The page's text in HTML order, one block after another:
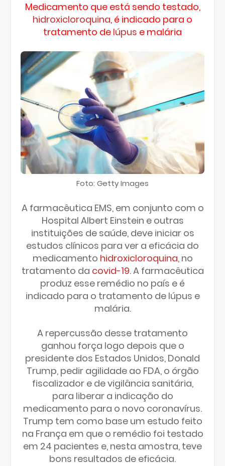
Medicamento que está sendo testado,
hidroxicloroquina, é indicado para o
tratamento de lúpus e malária
Foto: Getty Images
A farmacêutica EMS, em conjunto com o
Hospital Albert Einstein e outras
instituições de saúde, deve iniciar os
estudos clínicos para ver a eficácia do
medicamento hidroxicloroquina, no
tratamento da covid-19. A farmacêutica
produz esse remédio no país e é
indicado para o tratamento de lúpus e
malária.
A repercussão desse tratamento
ganhou força logo depois que o
presidente dos Estados Unidos, Donald
Trump, pedir agilidade ao FDA, o órgão
fiscalizador e de vigilância sanitária,
para liberar a indicação do
medicamento para o novo coronavírus.
Trump tem como base um estudo feito
na França em que o remédio foi testado
em 24 pacientes e, nesta amostra, teve
bons resultados de eficácia.